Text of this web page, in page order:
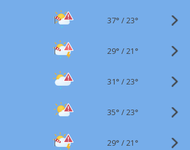
37° /23°
29° /21°
31° /23°
35° /23°
29° /21°